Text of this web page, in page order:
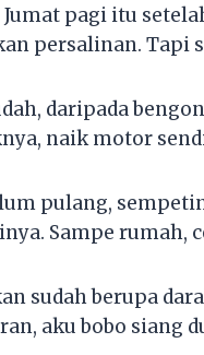
Jumat pagi itu
persalinan. Tapi
daripada
naik motor
pulang,
Sampe rumah,
sudah berupa
aku bobo siang